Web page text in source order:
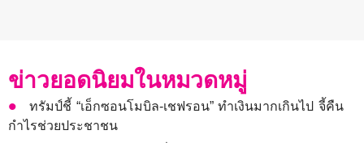
ข่าวยอดนิยมในหมวดหมู่
ทรัมป์ชี้ “เอ็กซอนโมบิล-เชฟรอน” ทำเงินมากเกินไป จี้คืน
กำไรช่วยประชาชน